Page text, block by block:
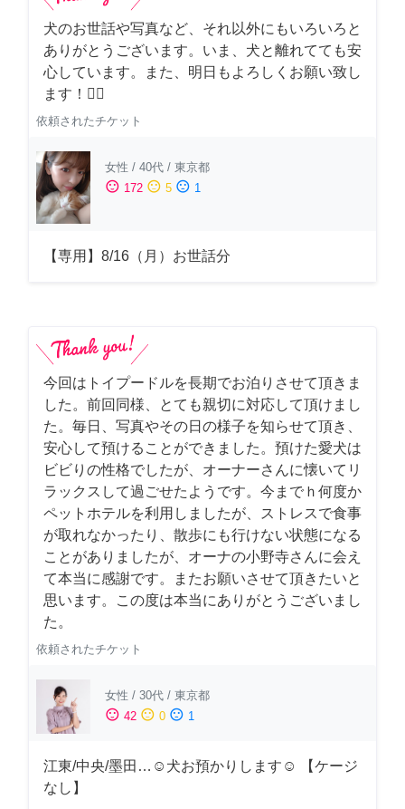
犬のお世話や写真など、それ以外にもいろいろと
ありがとうございます。いま、犬と離れてても安
心しています。また、明日もよろしくお願い致し
ます！🙇‍♂️
依頼されたチケット
女性 / 40代 / 東京都
sentiment_satisfied 172 sentiment_neutral 5 sentiment_dissatisfied 1
【専用】8/16（月）お世話分
今回はトイプードルを長期でお泊りさせて頂きま
した。前回同様、とても親切に対応して頂けまし
た。毎日、写真やその日の様子を知らせて頂き、
安心して預けることができました。預けた愛犬は
ビビりの性格でしたが、オーナーさんに懐いてリ
ラックスして過ごせたようです。今までｈ何度か
ペットホテルを利用しましたが、ストレスで食事
が取れなかったり、散歩にも行けない状態になる
ことがありましたが、オーナの小野寺さんに会え
て本当に感謝です。またお願いさせて頂きたいと
思います。この度は本当にありがとうございまし
た。
依頼されたチケット
女性 / 30代 / 東京都
sentiment_satisfied 42 sentiment_neutral 0 sentiment_dissatisfied 1
江東/中央/墨田…☺︎犬お預かりします☺︎ 【ケージ
なし】